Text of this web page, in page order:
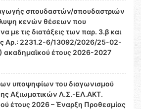
σπουδαστών/σπουδαστριών
κενών θέσεων που
με τις διατάξεις των παρ. 3.β και
Αρ.: 2231.2-6/13092/2026/25-02-
ακαδημαϊκού έτους 2026-2027
υποψηφίων του διαγωνισμού
Αξιωματικών Λ.Σ.-ΕΛ.ΑΚΤ.
έτους 2026 – Έναρξη Προθεσμίας